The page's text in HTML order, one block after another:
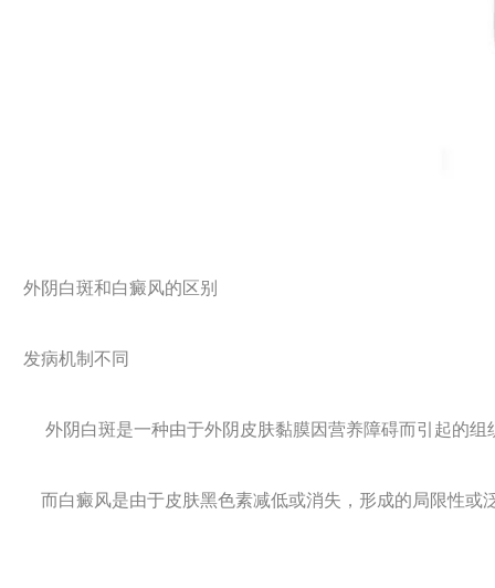
外阴白斑和白癜风的区别
发病机制不同
外阴白斑是一种由于外阴皮肤黏膜因营养障碍而引起的组
而白癜风是由于皮肤黑色素减低或消失，形成的局限性